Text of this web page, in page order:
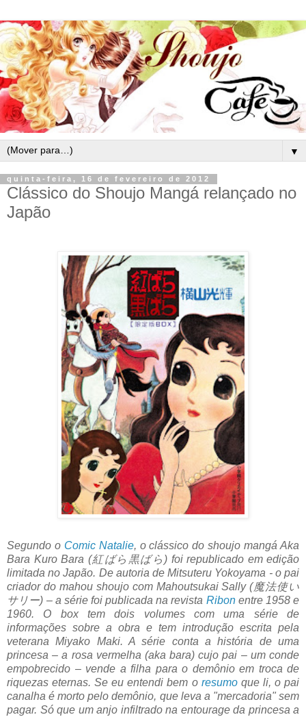
▼
quinta-feira, 16 de fevereiro de 2012
Clássico do Shoujo Mangá relançado no
Japão
Segundo o Comic Natalie, o clássico do shoujo mangá Aka
Bara Kuro Bara (紅ばら黒ばら) foi republicado em edição
limitada no Japão. De autoria de Mitsuteru Yokoyama - o pai
criador do mahou shoujo com Mahoutsukai Sally (魔法使い
サリー) – a série foi publicada na revista Ribonentre 1958 e
1960. O box tem dois volumes com uma série de
informações sobre a obra e tem introdução escrita pela
veterana Miyako Maki. A série conta a história de uma
princesa – a rosa vermelha (aka bara) cujo pai – um conde
empobrecido – vende a filha para o demônio em troca de
riquezas eternas. Se eu entendi bem o resumoque li, o pai
canalha é morto pelo demônio, que leva a "mercadoria" sem
pagar. Só que um anjo infiltrado na entourage da princesa a